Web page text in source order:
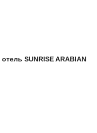
SUNRISE ARABIAN